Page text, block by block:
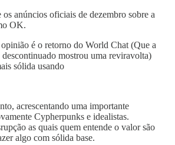
anúncios oficiais de dezembro sobre a
OK.
é o retorno do World Chat (Que a
mostrou uma reviravolta)
sólida usando
acrescentando uma importante
Cypherpunks e idealistas.
as quais quem entende o valor são
algo com sólida base.